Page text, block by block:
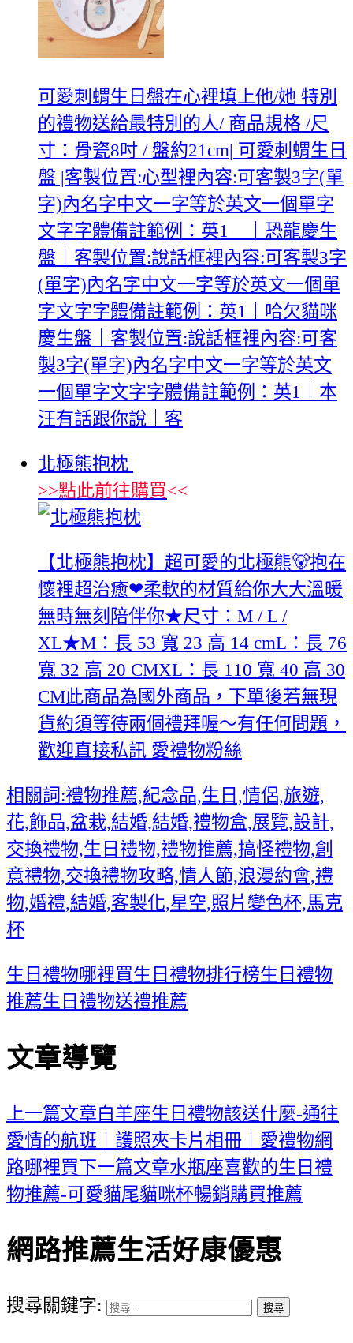
可愛刺蝟生日盤在心裡填上他/她 特別
的禮物送給最特別的人/ 商品規格 /尺
寸：骨瓷8吋 / 盤約21cm| 可愛刺蝟生日
盤 |客製位置:心型裡內容:可客製3字(單
字)內名字中文一字等於英文一個單字
文字字體備註範例：英1 ｜恐龍慶生
盤｜客製位置:說話框裡內容:可客製3字
(單字)內名字中文一字等於英文一個單
字文字字體備註範例：英1｜哈欠貓咪
慶生盤｜客製位置:說話框裡內容:可客
製3字(單字)內名字中文一字等於英文
一個單字文字字體備註範例：英1｜本
汪有話跟你說｜客
北極熊抱枕
>>點此前往購買<<
【北極熊抱枕】超可愛的北極熊🐻抱在
懷裡超治癒❤柔軟的材質給你大大溫暖
無時無刻陪伴你★尺寸：M / L /
XL★M：長 53 寬 23 高 14 cmL：長 76
寬 32 高 20 CMXL：長 110 寬 40 高 30
CM此商品為國外商品，下單後若無現
貨約須等待兩個禮拜喔～有任何問題，
歡迎直接私訊 愛禮物粉絲
相關詞:禮物推薦,紀念品,生日,情侶,旅遊,
花,飾品,盆栽,結婚,結婚,禮物盒,展覽,設計,
交換禮物,生日禮物,禮物推薦,搞怪禮物,創
意禮物,交換禮物攻略,情人節,浪漫約會,禮
物,婚禮,結婚,客製化,星空,照片變色杯,馬克
杯
生日禮物哪裡買生日禮物排行榜生日禮物
推薦生日禮物送禮推薦
文章導覽
上一篇文章白羊座生日禮物該送什麼-通往
愛情的航班｜護照夾卡片相冊｜愛禮物網
路哪裡買下一篇文章水瓶座喜歡的生日禮
物推薦-可愛貓尾貓咪杯暢銷購買推薦
網路推薦生活好康優惠
搜尋關鍵字: